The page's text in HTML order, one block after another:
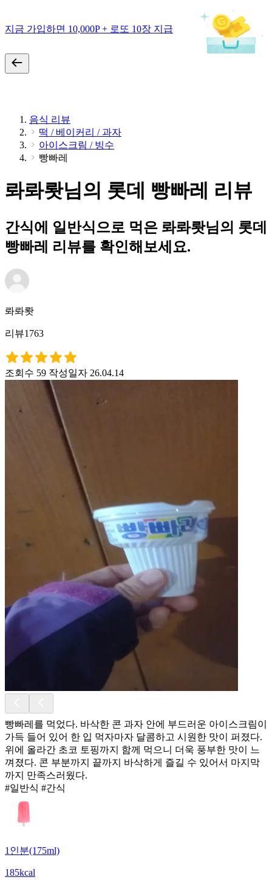
지금 가입하면 10,000P + 로또 10장 지급
음식 리뷰
떡 / 베이커리 / 과자
아이스크림 / 빙수
빵빠레
롸롸뢋님의 롯데 빵빠레 리뷰
간식에 일반식으로 먹은 롸롸뢋님의 롯데
빵빠레 리뷰를 확인해보세요.
롸롸뢋
리뷰1763
조회수 59 작성일자 26.04.14
빵빠레를 먹었다. 바삭한 콘 과자 안에 부드러운 아이스크림이
가득 들어 있어 한 입 먹자마자 달콤하고 시원한 맛이 퍼졌다.
위에 올라간 초코 토핑까지 함께 먹으니 더욱 풍부한 맛이 느
껴졌다. 콘 부분까지 끝까지 바삭하게 즐길 수 있어서 마지막
까지 만족스러웠다.
#일반식 #간식
1인분(175ml)
185kcal